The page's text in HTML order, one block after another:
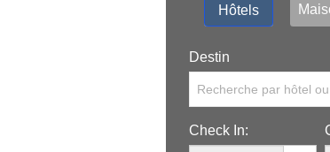
Hôtels
Destin
Recherche par hôtel
Check In: